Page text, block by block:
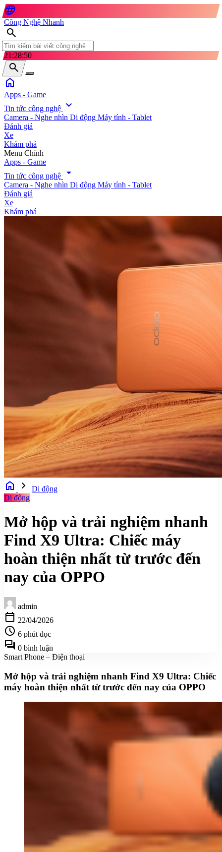
language
Công Nghệ Nhanh
search
21:28:51
search
home
Apps - Game
Tin tức công nghệ expand_more
Camera - Nghe nhìn Di động Máy tính - Tablet
Đánh giá
Xe
Khám phá
search
Menu Chính
Apps - Game
Tin tức công nghệ
arrow_drop_down
Camera - Nghe nhìn Di động Máy tính - Tablet
Đánh giá
Xe
Khám phá
home chevron_right
Di động
Di động
Mở hộp và trải nghiệm nhanh
Find X9 Ultra: Chiếc máy
hoàn thiện nhất từ trước đến
nay của OPPO
admin
calendar_today 22/04/2026
schedule 6 phút đọc
forum 0 bình luận
Smart Phone – Điện thoại
Mở hộp và trải nghiệm nhanh Find X9 Ultra: Chiếc
máy hoàn thiện nhất từ trước đến nay của OPPO